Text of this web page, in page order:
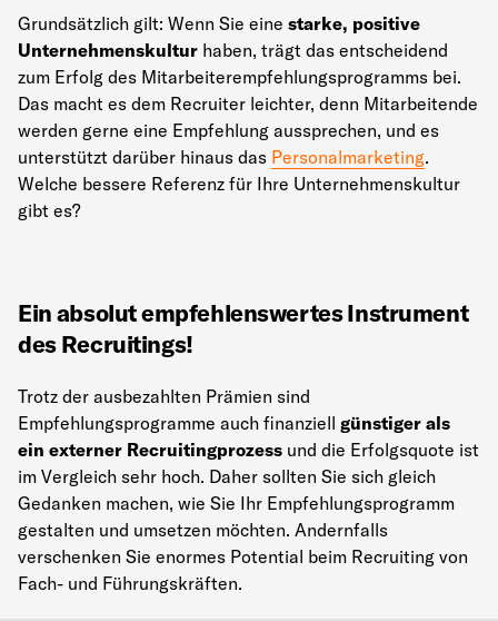
Grundsätzlich gilt: Wenn Sie eine starke, positive
Unternehmenskultur haben, trägt das entscheidend
zum Erfolg des Mitarbeiterempfehlungsprogramms bei.
Das macht es dem Recruiter leichter, denn Mitarbeitende
werden gerne eine Empfehlung aussprechen, und es
unterstützt darüber hinaus das Personalmarketing.
Welche bessere Referenz für Ihre Unternehmenskultur
gibt es?
Ein absolut empfehlenswertes Instrument
des Recruitings!
Trotz der ausbezahlten Prämien sind
Empfehlungsprogramme auch finanziell günstiger als
ein externer Recruitingprozess und die Erfolgsquote ist
im Vergleich sehr hoch. Daher sollten Sie sich gleich
Gedanken machen, wie Sie Ihr Empfehlungsprogramm
gestalten und umsetzen möchten. Andernfalls
verschenken Sie enormes Potential beim Recruiting von
Fach- und Führungskräften.